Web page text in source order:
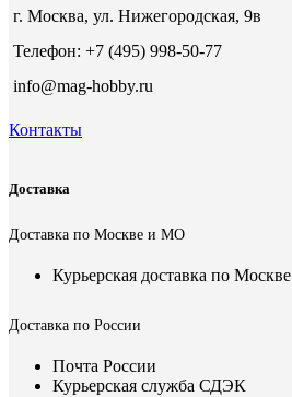
г. Москва, ул. Нижегородская, 9в
Телефон: +7 (495) 998-50-77
info@mag-hobby.ru
Контакты
Доставка
Доставка по Москве и МО
Курьерская доставка по Москве
Доставка по России
Почта России
Курьерская служба СДЭК